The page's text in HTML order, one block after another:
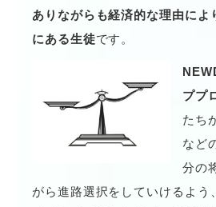
ありながらも経済的な理由によ
にある生徒です。
ププ
たち
など
分の
がら進路選択をしていけるよう